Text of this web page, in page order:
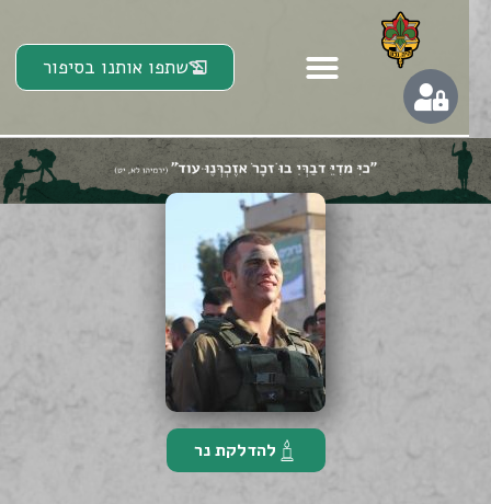
שתפו אותנו בסיפור
להדלקת נר